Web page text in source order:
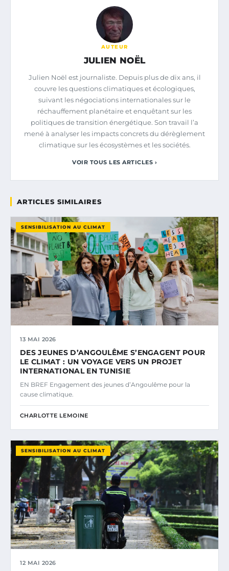
AUTEUR
JULIEN NOËL
Julien Noël est journaliste. Depuis plus de dix ans, il
couvre les questions climatiques et écologiques,
suivant les négociations internationales sur le
réchauffement planétaire et enquêtant sur les
politiques de transition énergétique. Son travail l’a
mené à analyser les impacts concrets du dérèglement
climatique sur les écosystèmes et les sociétés.
VOIR TOUS LES ARTICLES ›
ARTICLES SIMILAIRES
SENSIBILISATION AU CLIMAT
13 MAI 2026
DES JEUNES D’ANGOULÊME S’ENGAGENT POUR
LE CLIMAT : UN VOYAGE VERS UN PROJET
INTERNATIONAL EN TUNISIE
EN BREF Engagement des jeunes d’Angoulême pour la
cause climatique.
CHARLOTTE LEMOINE
SENSIBILISATION AU CLIMAT
12 MAI 2026